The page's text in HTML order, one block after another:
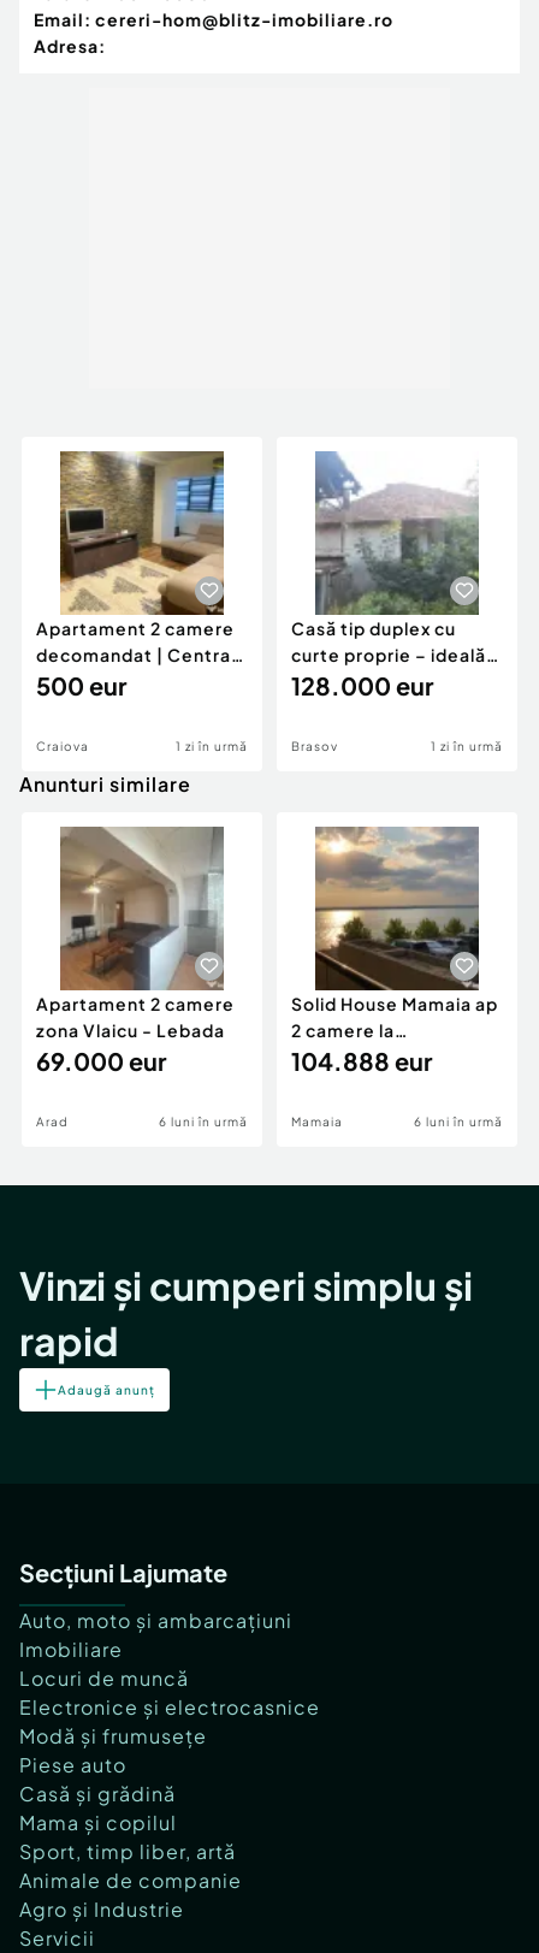
Email: cereri-hom@blitz-imobiliare.ro
Adresa:
Apartament 2 camere
decomandat | Centrală
proprie | 60 mp |
500 eur
Craiova 1 zi în urmă
Casă tip duplex cu
curte proprie – ideală
pentru renovar
128.000 eur
Brasov 1 zi în urmă
Anunturi similare
Apartament 2 camere
zona Vlaicu - Lebada
69.000 eur
Arad 6 luni în urmă
Solid House Mamaia ap
2 camere la
cheie,langa Mega
104.888 eur
Mamaia 6 luni în urmă
Vinzi și cumperi simplu și
rapid
Adaugă anunț
Secțiuni Lajumate
Auto, moto și ambarcațiuni
Imobiliare
Locuri de muncă
Electronice și electrocasnice
Modă și frumusețe
Piese auto
Casă și grădină
Mama și copilul
Sport, timp liber, artă
Animale de companie
Agro și Industrie
Servicii